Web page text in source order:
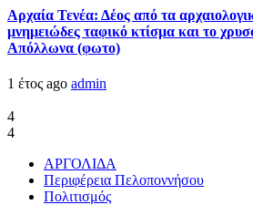
Αρχαία Τενέα: Δέος από τα
μνημειώδες ταφικό κτίσμα και το
Απόλλωνα (φωτο)
1 έτος ago admin
4
4
ΑΡΓΟΛΙΔΑ
Περιφέρεια Πελοποννήσου
Πολιτισμός